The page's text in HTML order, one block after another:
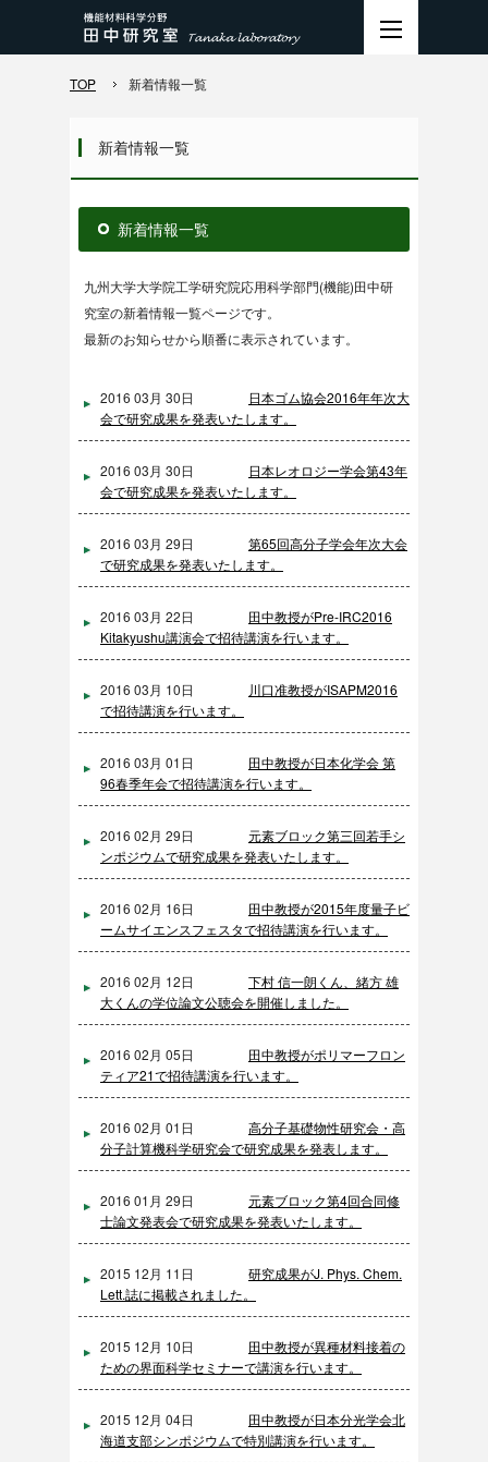
TOP 新着情報一覧
新着情報一覧
新着情報一覧
九州大学大学院工学研究院応用科学部門(機能)田中研
究室の新着情報一覧ページです。
最新のお知らせから順番に表示されています。
2016 03月 30日
日本ゴム協会2016年年次大
会で研究成果を発表いたします。
2016 03月 30日
日本レオロジー学会第43年
会で研究成果を発表いたします。
2016 03月 29日
第65回高分子学会年次大会
で研究成果を発表いたします。
2016 03月 22日
田中教授がPre-IRC2016
Kitakyushu講演会で招待講演を行います。
2016 03月 10日
川口准教授がISAPM2016
で招待講演を行います。
2016 03月 01日
田中教授が日本化学会 第
96春季年会で招待講演を行います。
2016 02月 29日
元素ブロック第三回若手シ
ンポジウムで研究成果を発表いたします。
2016 02月 16日
田中教授が2015年度量子ビ
ームサイエンスフェスタで招待講演を行います。
2016 02月 12日
下村 信一朗くん、緒方 雄
大くんの学位論文公聴会を開催しました。
2016 02月 05日
田中教授がポリマーフロン
ティア21で招待講演を行います。
2016 02月 01日
高分子基礎物性研究会・高
分子計算機科学研究会で研究成果を発表します。
2016 01月 29日
元素ブロック第4回合同修
士論文発表会で研究成果を発表いたします。
2015 12月 11日
研究成果がJ. Phys. Chem.
Lett.誌に掲載されました。
2015 12月 10日
田中教授が異種材料接着の
ための界面科学セミナーで講演を行います。
2015 12月 04日
田中教授が日本分光学会北
海道支部シンポジウムで特別講演を行います。